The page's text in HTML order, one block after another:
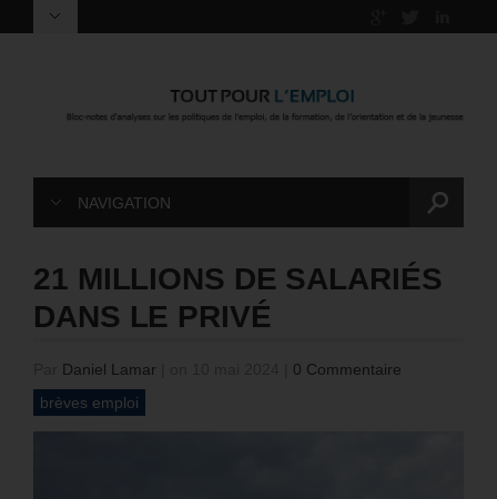
NAVIGATION
21 MILLIONS DE SALARIÉS
DANS LE PRIVÉ
Daniel Lamar
0 Commentaire
brèves emploi